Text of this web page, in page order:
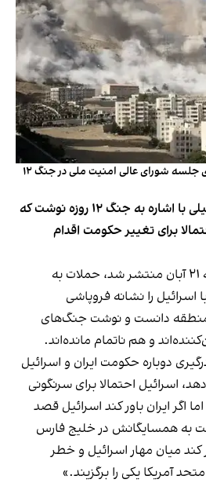
تصویری از بمباران محل برگزاری جلسه شورای عالی امنیت ملی در جنگ ۱۲
نشریه اکونومیست در تحلیلی با اشاره به جنگ ۱۲ روزه نوشت که
برای تغییر حکومت اقدام
اکونومیست در مقاله‌ای که ۲۱ آبان منتشر شد، حملات به
را نشانه فروپاشی
منطقه دانست و نوشت جنگ‌های
و هم ناتمام مانده‌اند.
دوباره حکومت ایران و اسرائیل
اسرائیل احتمالا برای سرنگونی
اگر ایران باور کند اسرائیل قصد
به همسایگانش در خلیج فارس
کند میان مهار اسرائیل و خطر
آمریکا یکی را برگزیند.»